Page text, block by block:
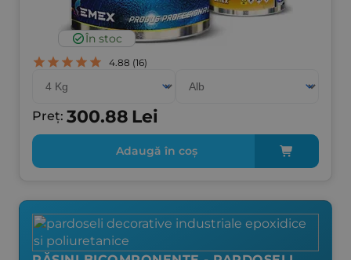
În stoc
4.88 (16)
Preț: 300.88 Lei
Adaugă în coș